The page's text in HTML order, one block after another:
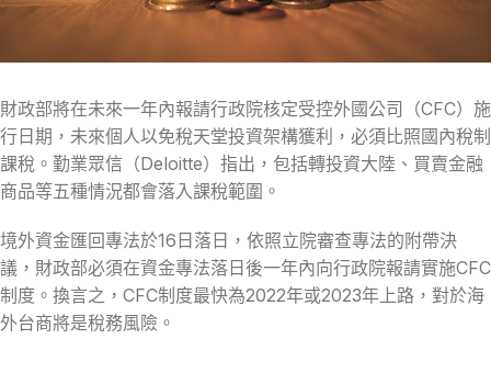
財政部將在未來一年內報請行政院核定受控外國公司（CFC）施
行日期，未來個人以免稅天堂投資架構獲利，必須比照國內稅制
課稅。勤業眾信（Deloitte）指出，包括轉投資大陸、買賣金融
商品等五種情況都會落入課稅範圍。
境外資金匯回專法於16日落日，依照立院審查專法的附帶決
議，財政部必須在資金專法落日後一年內向行政院報請實施CFC
制度。換言之，CFC制度最快為2022年或2023年上路，對於海
外台商將是稅務風險。